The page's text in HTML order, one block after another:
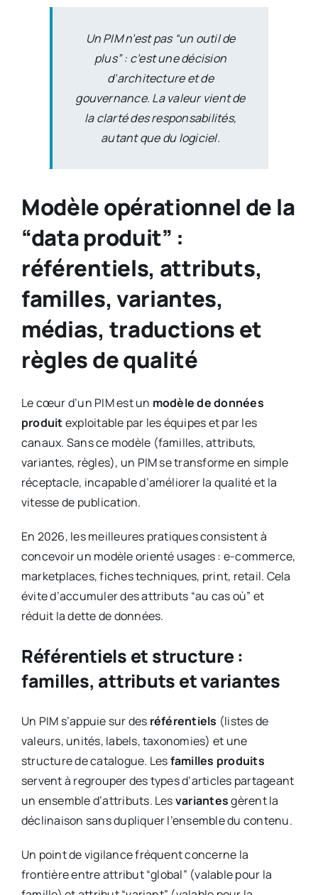
Un PIM n’est pas “un outil de
plus” : c’est une décision
d’architecture et de
gouvernance. La valeur vient de
la clarté des responsabilités,
autant que du logiciel.
Modèle opérationnel de la
“data produit” :
référentiels, attributs,
familles, variantes,
médias, traductions et
règles de qualité
Le cœur d’un PIM est un modèle de données
produitexploitable par les équipes et par les
canaux. Sans ce modèle (familles, attributs,
variantes, règles), un PIM se transforme en simple
réceptacle, incapable d’améliorer la qualité et la
vitesse de publication.
En 2026, les meilleures pratiques consistent à
concevoir un modèle orienté usages : e-commerce,
marketplaces, fiches techniques, print, retail. Cela
évite d’accumuler des attributs “au cas où” et
réduit la dette de données.
Référentiels et structure :
familles, attributs et variantes
Un PIM s’appuie sur des référentiels (listes de
valeurs, unités, labels, taxonomies) et une
structure de catalogue. Lesfamilles produits
servent à regrouper des types d’articles partageant
un ensemble d’attributs. Lesvariantesgèrent la
déclinaison sans dupliquer l’ensemble du contenu.
Un point de vigilance fréquent concerne la
frontière entre attribut “global” (valable pour la